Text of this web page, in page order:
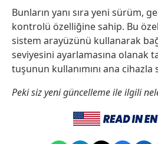
Bunların yanı sıra yeni sürüm,
kontrolü özelliğine sahip. Bu
sistem arayüzünü kullanarak
seviyesini ayarlamasına olanak
tuşunun kullanımını ana cihazla
Peki siz yeni güncelleme ile ilgili